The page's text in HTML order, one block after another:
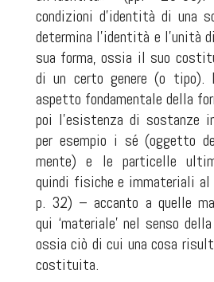
condizioni d’identità di una
determina l’identità e l’unità
sua forma, ossia il suo
di un certo genere (o
aspetto fondamentale della
poi l’esistenza di sostanze
per esempio i sé (oggetto
mente) e le particelle
quindi fisiche e immateriali
p. 32) – accanto a quelle
qui ‘materiale’ nel senso
ossia ciò di cui una cosa
costituita.